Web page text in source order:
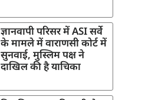
ज्ञानवापी परिसर में ASI सर्वे
के मामले में वाराणसी कोर्ट में
सुनवाई, मुस्लिम पक्ष ने
दाखिल की है याचिका